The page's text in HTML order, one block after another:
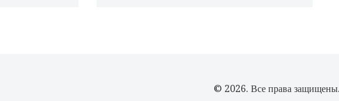
© 2026. Все права